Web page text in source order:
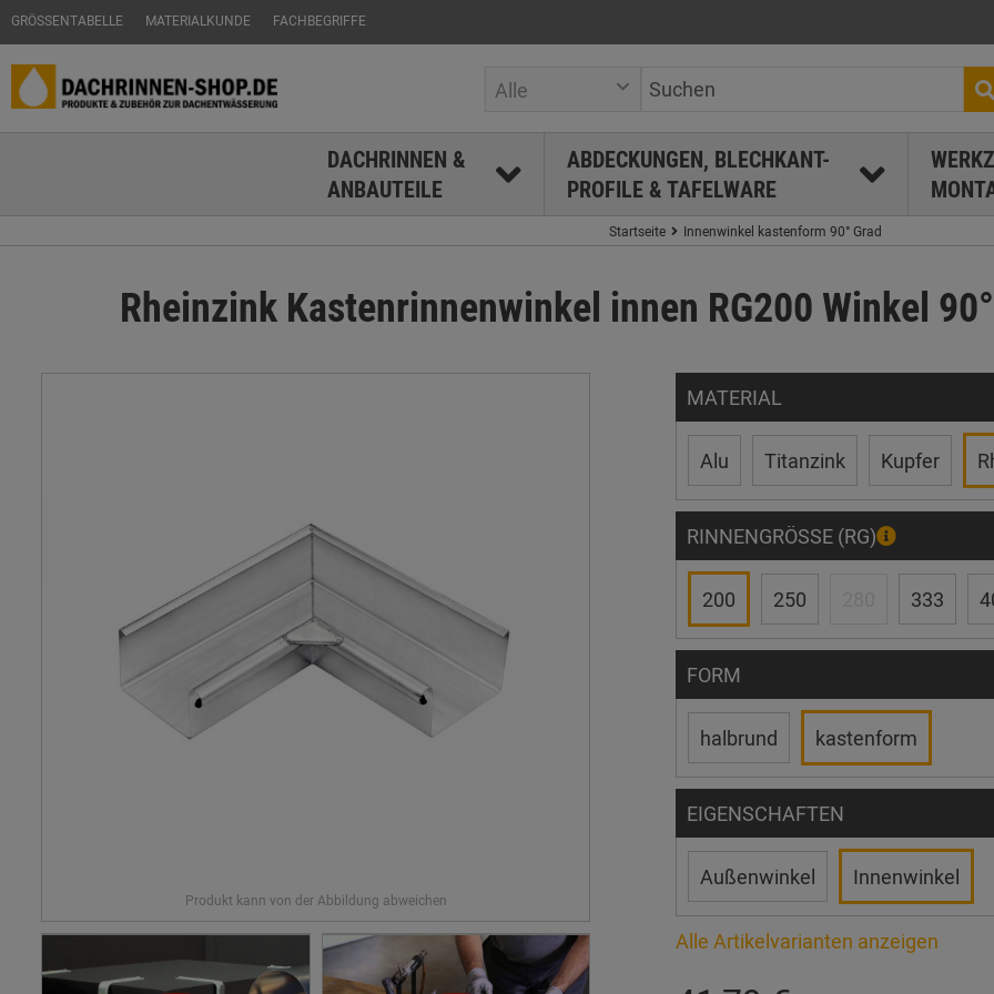
GRÖSSENTABELLE MATERIALKUNDE FACHBEGRIFFE
Alle
DACHRINNEN &
ANBAUTEILE
ABDECKUNGEN, BLECHKANT-
PROFILE & TAFELWARE
Startseite Innenwinkel kastenform 90° Grad
Rheinzink Kastenrinnenwinkel innen RG200 Winkel
MATERIAL
Alu Titanzink Kupfer
RINNENGRÖSSE (RG)
200 250 333
FORM
halbrund kastenform
EIGENSCHAFTEN
Außenwinkel Innenwinkel
Alle Artikelvarianten anzeigen